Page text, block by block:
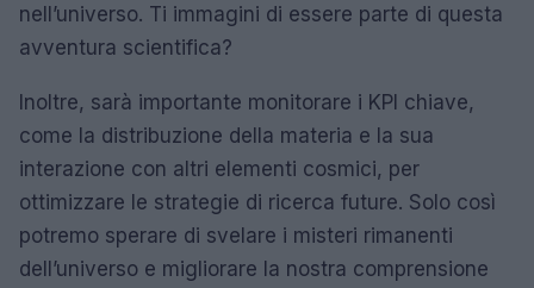
nell’universo. Ti immagini di essere parte di questa
avventura scientifica?
Inoltre, sarà importante monitorare i KPI chiave,
come la distribuzione della materia e la sua
interazione con altri elementi cosmici, per
ottimizzare le strategie di ricerca future. Solo così
potremo sperare di svelare i misteri rimanenti
dell’universo e migliorare la nostra comprensione